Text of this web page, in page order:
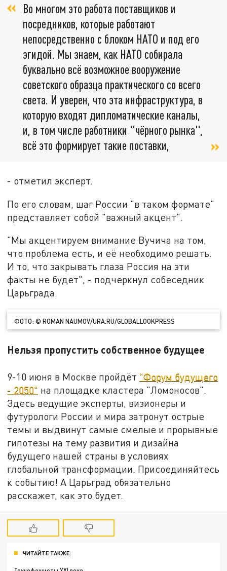
Во многом это работа поставщиков и
посредников, которые работают
непосредственно с блоком НАТО и под его
эгидой. Мы знаем, как НАТО собирала
буквально всё возможное вооружение
советского образца практического со всего
света. И уверен, что эта инфраструктура, в
которую входят дипломатические каналы,
и, в том числе работники "чёрного рынка",
всё это формирует такие поставки,
- отметил эксперт.
По его словам, шаг России "в таком формате"
представляет собой "важный акцент".
"Мы акцентируем внимание Вучича на том,
что проблема есть, и её необходимо решать.
И то, что закрывать глаза Россия на эти
факты не будет", - подчеркнул собеседник
Царьграда.
ФОТО: © ROMAN NAUMOV/URA.RU/GLOBALLOOKPRESS
Нельзя пропустить собственное будущее
9-10 июня в Москве пройдёт "Форум будущего
- 2050" на площадке кластера "Ломоносов".
Здесь ведущие эксперты, визионеры и
футурологи России и мира затронут острые
темы и выдвинут самые смелые и прорывные
гипотезы на тему развития и дизайна
будущего нашей страны в условиях
глобальной трансформации. Присоединяйтесь
к событию! А Царьград обязательно
расскажет, как это будет.
ЧИТАЙТЕ ТАКЖЕ: